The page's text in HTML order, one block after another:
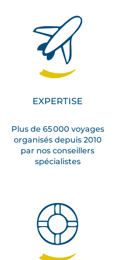
EXPERTISE
Plus de 65 000 voyages
organisés depuis 2010
par nos conseillers
spécialistes